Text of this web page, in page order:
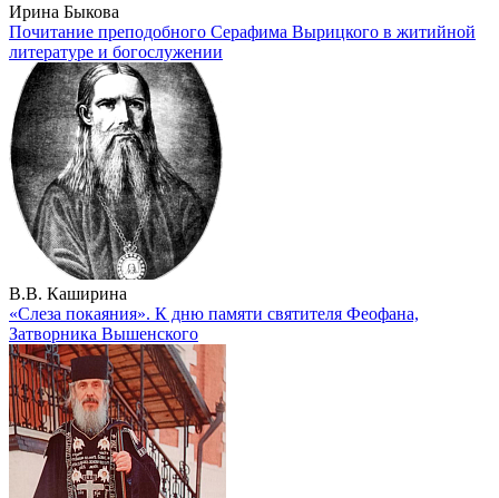
Ирина Быкова
Почитание преподобного Серафима Вырицкого в житийной
литературе и богослужении
В.В. Каширина
«Слеза покаяния». К дню памяти святителя Феофана,
Затворника Вышенского